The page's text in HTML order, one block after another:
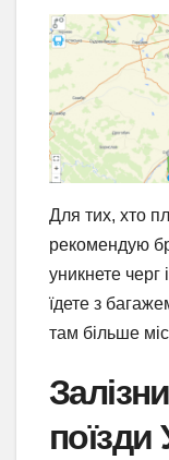
Для тих, хто
рекомендую
уникнете черг
їдете з
там більше
поїзди